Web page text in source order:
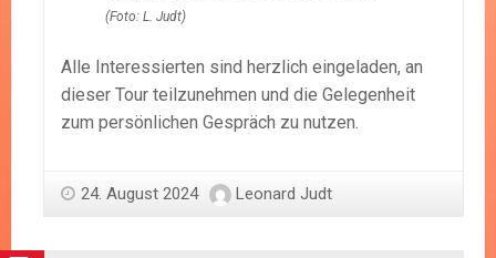
(Foto: L. Judt)
Alle Interessierten sind herzlich eingeladen, an
dieser Tour teilzunehmen und die Gelegenheit
zum persönlichen Gespräch zu nutzen.
24. August 2024 Leonard Judt